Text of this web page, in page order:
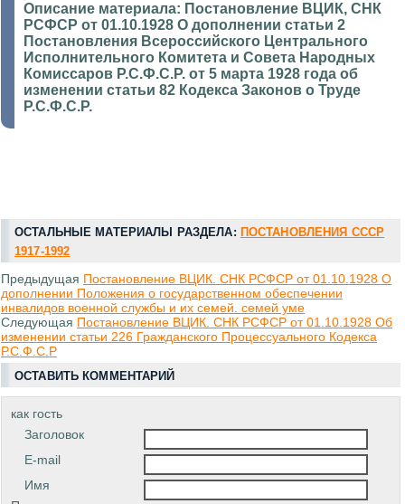
Описание материала: Постановление ВЦИК, СНК
РСФСР от 01.10.1928 О дополнении статьи 2
Постановления Всероссийского Центрального
Исполнительного Комитета и Совета Народных
Комиссаров Р.С.Ф.С.Р. от 5 марта 1928 года об
изменении статьи 82 Кодекса Законов о Труде
Р.С.Ф.С.Р.
ОСТАЛЬНЫЕ МАТЕРИАЛЫ РАЗДЕЛА: ПОСТАНОВЛЕНИЯ СССР
1917-1992
Предыдущая Постановление ВЦИК. СНК РСФСР от 01.10.1928 О
дополнении Положения о государственном обеспечении
инвалидов военной службы и их семей. семей уме
Следующая Постановление ВЦИК. СНК РСФСР от 01.10.1928 Об
изменении статьи 226 Гражданского Процессуального Кодекса
Р.С.Ф.С.Р
ОСТАВИТЬ КОММЕНТАРИЙ
как гость
Заголовок
E-mail
Имя